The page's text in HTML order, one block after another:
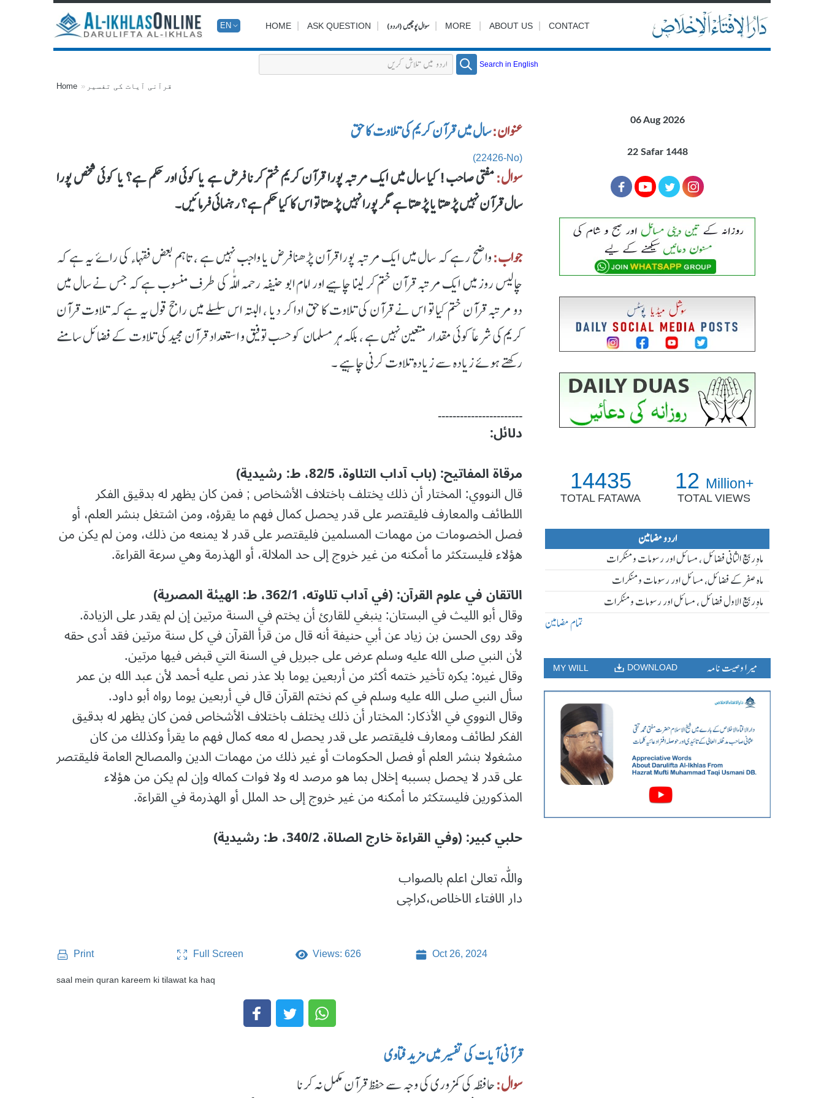
EN HOME ASK QUESTION سوال پوچھیں (اردو) MORE ABOUT US CONTACT
Search in English
Home قرآنی آیات کی تفسیر
عنوان:سال میں قرآن کریم کی تلاوت کا حق
(22426-No)
سوال:مفتی صاحب! کیا سال میں ایک مرتبہ پورا قرآن کریم ختم کرنا فرض ہے یا کوئی اور حکم ہے؟ یا کوئی شخص پورا
سال قرآن نہیں پڑھتا یا پڑھتا ہے مگر پورا نہیں پڑھتا تو اس کا کیا حکم ہے؟ رہنمائی فرمائیں۔
جواب:واضح رہے کہ سال میں ایک مرتبہ پورا قرآن پڑھنا فرض یا واجب نہیں ہے ، تاہم بعض فقہاء کی راۓ یہ ہے کہ
چالیس روز میں ایک مرتبہ قرآن ختم کر لینا چاہیے اور امام ابو حنیفہ رحمہ اللّٰہ کی طرف منسوب ہے کہ جس نے سال میں
دو مرتبہ قرآن ختم کیا تو اس نے قرآن کی تلاوت کا حق ادا کر دیا ، البتہ اس سلسلے میں راجح قول یہ ہے کہ تلاوت قرآن
کریم کی شرعاً کوئی مقدار متعین نہیں ہے ، بلکہ ہر مسلمان کو حسب توفیق و استعداد قرآن مجید کی تلاوت کے فضائل سامنے
رکھتے ہوئے زیادہ سے زیادہ تلاوت کرنی چاہیے ۔
۔۔۔۔۔۔۔۔۔۔۔۔۔۔۔۔۔۔۔۔۔۔۔
دلائل:
مرقاۃ المفاتیح: (باب آداب التلاوۃ، 82/5، ط: رشیدیة)
ﻗﺎﻝ اﻟﻨﻮﻭﻱ: اﻟﻤﺨﺘﺎﺭ ﺃﻥ ﺫﻟﻚ ﻳﺨﺘﻠﻒ ﺑﺎﺧﺘﻼﻑ اﻷﺷﺨﺎﺹ ; ﻓﻤﻦ ﻛﺎﻥ ﻳﻈﻬﺮ ﻟﻪ ﺑﺪﻗﻴﻖ اﻟﻔﻜﺮ
اﻟﻠﻄﺎﺋﻒ ﻭاﻟﻤﻌﺎﺭﻑ ﻓﻠﻴﻘﺘﺼﺮ ﻋﻠﻰ ﻗﺪﺭ ﻳﺤﺼﻞ ﻛﻤﺎﻝ ﻓﻬﻢ ﻣﺎ ﻳﻘﺮﺅﻩ، ﻭﻣﻦ اﺷﺘﻐﻞ ﺑﻨﺸﺮ اﻟﻌﻠﻢ، ﺃﻭ
ﻓﺼﻞ اﻟﺨﺼﻮﻣﺎﺕ ﻣﻦ ﻣﻬﻤﺎﺕ اﻟﻤﺴﻠﻤﻴﻦ ﻓﻠﻴﻘﺘﺼﺮ ﻋﻠﻰ ﻗﺪﺭ ﻻ ﻳﻤﻨﻌﻪ ﻣﻦ ﺫﻟﻚ، ﻭﻣﻦ ﻟﻢ ﻳﻜﻦ ﻣﻦ
ﻫﺆﻻء ﻓﻠﻴﺴﺘﻜﺜﺮ ﻣﺎ ﺃﻣﻜﻨﻪ ﻣﻦ ﻏﻴﺮ ﺧﺮﻭﺝ ﺇﻟﻰ ﺣﺪ اﻟﻤﻼﻟﺔ، ﺃﻭ اﻟﻬﺬﺭﻣﺔ ﻭﻫﻲ ﺳﺮﻋﺔ اﻟﻘﺮاءﺓ.
الاتقان في علوم القرآن: (في آداب تلاوته، 362/1، ط: الھیئة المصرية)
ﻭﻗﺎﻝ ﺃﺑﻮ اﻟﻠﻴﺚ ﻓﻲ اﻟﺒﺴﺘﺎﻥ: ﻳﻨﺒﻐﻲ ﻟﻠﻘﺎﺭﺉ ﺃﻥ ﻳﺨﺘﻢ ﻓﻲ اﻟﺴﻨﺔ ﻣﺮﺗﻴﻦ ﺇﻥ ﻟﻢ ﻳﻘﺪﺭ ﻋﻠﻰ اﻟﺰﻳﺎﺩﺓ.
ﻭﻗﺪ ﺭﻭﻯ اﻟﺤﺴﻦ ﺑﻦ ﺯﻳﺎﺩ ﻋﻦ ﺃﺑﻲ ﺣﻨﻴﻔﺔ ﺃﻧﻪ ﻗﺎﻝ ﻣﻦ ﻗﺮﺃ اﻟﻘﺮﺁﻥ ﻓﻲ ﻛﻞ ﺳﻨﺔ ﻣﺮﺗﻴﻦ ﻓﻘﺪ ﺃﺩﻯ ﺣﻘﻪ
ﻷﻥ اﻟﻨﺒﻲ ﺻﻠﻰ اﻟﻠﻪ ﻋﻠﻴﻪ ﻭﺳﻠﻢ ﻋﺮﺽ ﻋﻠﻰ ﺟﺒﺮﻳﻞ ﻓﻲ اﻟﺴﻨﺔ اﻟﺘﻲ ﻗﺒﺾ فيها ﻣﺮﺗﻴﻦ.
ﻭﻗﺎﻝ ﻏﻴﺮﻩ: ﻳﻜﺮﻩ ﺗﺄﺧﻴﺮ ﺧﺘﻤﻪ ﺃﻛﺜﺮ ﻣﻦ ﺃﺭﺑﻌﻴﻦ ﻳﻮﻣﺎ ﺑﻼ ﻋﺬﺭ ﻧﺺ ﻋﻠﻴﻪ ﺃﺣﻤﺪ ﻷﻥ ﻋﺒﺪ اﻟﻠﻪ ﺑﻦ ﻋﻤﺮ
ﺳﺄﻝ اﻟﻨﺒﻲ ﺻﻠﻰ اﻟﻠﻪ ﻋﻠﻴﻪ ﻭﺳﻠﻢ ﻓﻲ ﻛﻢ ﻧﺨﺘﻢ اﻟﻘﺮﺁﻥ ﻗﺎﻝ ﻓﻲ ﺃﺭﺑﻌﻴﻦ ﻳﻮﻣﺎ ﺭﻭاﻩ ﺃﺑﻮ ﺩاﻭﺩ.
ﻭﻗﺎﻝ اﻟﻨﻮﻭﻱ ﻓﻲ اﻷﺫﻛﺎﺭ: اﻟﻤﺨﺘﺎﺭ ﺃﻥ ﺫﻟﻚ ﻳﺨﺘﻠﻒ ﺑﺎﺧﺘﻼﻑ اﻷﺷﺨﺎﺹ ﻓﻤﻦ ﻛﺎﻥ ﻳﻈﻬﺮ ﻟﻪ ﺑﺪﻗﻴﻖ
اﻟﻔﻜﺮ ﻟﻄﺎﺋﻒ ﻭﻣﻌﺎﺭﻑ ﻓﻠﻴﻘﺘﺼﺮ ﻋﻠﻰ ﻗﺪﺭ ﻳﺤﺼﻞ ﻟﻪ ﻣﻌﻪ ﻛﻤﺎﻝ ﻓﻬﻢ ﻣﺎ ﻳﻘﺮﺃ ﻭﻛﺬﻟﻚ ﻣﻦ ﻛﺎﻥ
ﻣﺸﻐﻮﻻ ﺑﻨﺸﺮ اﻟﻌﻠﻢ ﺃﻭ ﻓﺼﻞ اﻟﺤﻜﻮﻣﺎﺕ ﺃﻭ ﻏﻴﺮ ﺫﻟﻚ ﻣﻦ ﻣﻬﻤﺎﺕ اﻟﺪﻳﻦ ﻭاﻟﻤﺼﺎﻟﺢ اﻟﻌﺎﻣﺔ ﻓﻠﻴﻘﺘﺼﺮ
ﻋﻠﻰ ﻗﺪﺭ ﻻ ﻳﺤﺼﻞ ﺑﺴﺒﺒﻪ ﺇﺧﻼﻝ ﺑﻤﺎ ﻫﻮ ﻣﺮﺻﺪ ﻟﻪ ﻭﻻ ﻓﻮاﺕ ﻛﻤﺎﻟﻪ ﻭﺇﻥ ﻟﻢ ﻳﻜﻦ ﻣﻦ ﻫﺆﻻء
اﻟﻤﺬﻛﻮﺭﻳﻦ ﻓﻠﻴﺴﺘﻜﺜﺮ ﻣﺎ ﺃﻣﻜﻨﻪ ﻣﻦ ﻏﻴﺮ ﺧﺮﻭﺝ ﺇﻟﻰ ﺣﺪ اﻟﻤﻠﻞ ﺃﻭ اﻟﻬﺬﺭﻣﺔ ﻓﻲ اﻟﻘﺮاءﺓ.
حلبي كبير: (وفي القراءة خارج الصلاة، 340/2، ط: رشیدیة)
واللّٰہ تعالیٰ اعلم بالصواب
دار الافتاء الاخلاص،کراچی
Print Full Screen Views: 626 Oct 26, 2024
saal mein quran kareem ki tilawat ka haq
قرآنی آیات کی تفسیر میں مزید فتاوی
سوال:حافظہ کی کمزوری کی وجہ سے حفظ قرآن مکمل نہ کرنا
06 Aug 2026
22 Safar 1448
14435
TOTAL FATAWA
12 Million+
TOTAL VIEWS
اردو مضامین
ماہ ِربیع الثانی فضائل ، مسائل اور رسومات و منکرات
ماہ صفر کے فضائل، مسائل اور رسومات و منکرات
ماہ ِربیع الاول فضائل ، مسائل اور رسومات و منکرات
تمام مضامین
MY WILL DOWNLOAD میرا وصیت نامہ